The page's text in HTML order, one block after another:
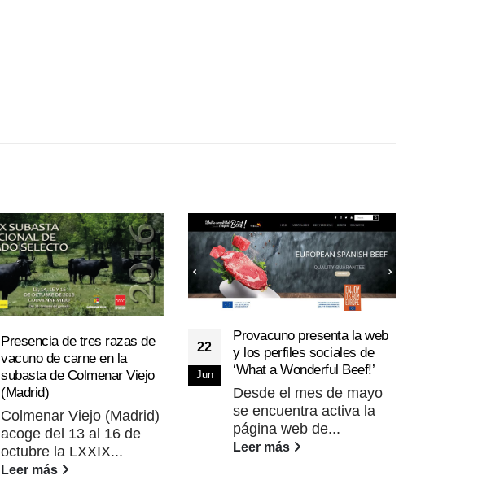
Presencia de tres razas de
vacuno de carne en la
subasta de Colmenar Viejo
(Madrid)
Colmenar Viejo (Madrid)
acoge del 13 al 16 de
octubre la LXXIX...
Leer más
22
Jun
Provacuno presenta la web
y los perfiles sociales de
‘What a Wonderful Beef!’
Desde el mes de mayo
se encuentra activa la
página web de...
Leer más